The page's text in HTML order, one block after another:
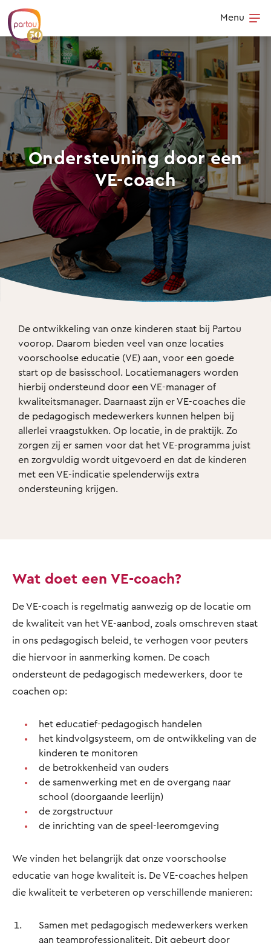
Skip to content
Menu
Ondersteuning door een
VE-coach
De ontwikkeling van onze kinderen staat bij Partou
voorop. Daarom bieden veel van onze locaties
voorschoolse educatie (VE) aan, voor een goede
start op de basisschool. Locatiemanagers worden
hierbij ondersteund door een VE-manager of
kwaliteitsmanager. Daarnaast zijn er VE-coaches die
de pedagogisch medewerkers kunnen helpen bij
allerlei vraagstukken. Op locatie, in de praktijk. Zo
zorgen zij er samen voor dat het VE-programma juist
en zorgvuldig wordt uitgevoerd en dat de kinderen
met een VE-indicatie spelenderwijs extra
ondersteuning krijgen.
Wat doet een VE-coach?
De VE-coach is regelmatig aanwezig op de locatie om
de kwaliteit van het VE-aanbod, zoals omschreven staat
in ons pedagogisch beleid, te verhogen voor peuters
die hiervoor in aanmerking komen. De coach
ondersteunt de pedagogisch medewerkers, door te
coachen op:
het educatief-pedagogisch handelen
het kindvolgsysteem, om de ontwikkeling van de
kinderen te monitoren
de betrokkenheid van ouders
de samenwerking met en de overgang naar
school (doorgaande leerlijn)
de zorgstructuur
de inrichting van de speel-leeromgeving
We vinden het belangrijk dat onze voorschoolse
educatie van hoge kwaliteit is. De VE-coaches helpen
die kwaliteit te verbeteren op verschillende manieren:
Samen met pedagogisch medewerkers werken
aan teamprofessionaliteit. Dit gebeurt door